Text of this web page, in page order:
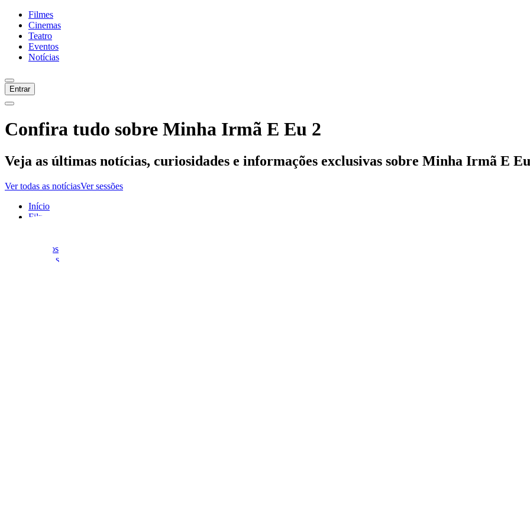
Filmes
Cinemas
Teatro
Eventos
Notícias
Entrar
Confira tudo sobre Minha Irmã E Eu 2
Veja as últimas notícias, curiosidades e informações exclusivas sobre Minha Irmã E
Ver todas as notíciasVer sessões
Início
Filmes
Eventos
Notícias